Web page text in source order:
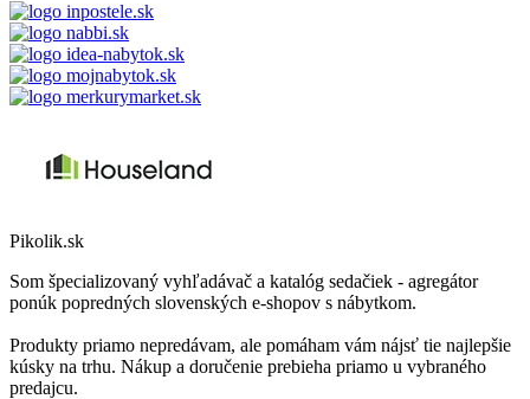
Pikolik.sk
Som špecializovaný vyhľadávač a katalóg sedačiek - agregátor
ponúk popredných slovenských e-shopov s nábytkom.
Produkty priamo nepredávam, ale pomáham vám nájsť tie najlepšie
kúsky na trhu. Nákup a doručenie prebieha priamo u vybraného
predajcu.